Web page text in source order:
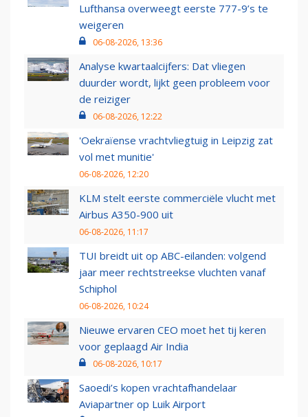
Lufthansa overweegt eerste 777-9’s te
weigeren
06-08-2026, 13:36
Analyse kwartaalcijfers: Dat vliegen
duurder wordt, lijkt geen probleem voor
de reiziger
06-08-2026, 12:22
'Oekraïense vrachtvliegtuig in Leipzig zat
vol met munitie'
06-08-2026, 12:20
KLM stelt eerste commerciële vlucht met
Airbus A350-900 uit
06-08-2026, 11:17
TUI breidt uit op ABC-eilanden: volgend
jaar meer rechtstreekse vluchten vanaf
Schiphol
06-08-2026, 10:24
Nieuwe ervaren CEO moet het tij keren
voor geplaagd Air India
06-08-2026, 10:17
Saoedi’s kopen vrachtafhandelaar
Aviapartner op Luik Airport